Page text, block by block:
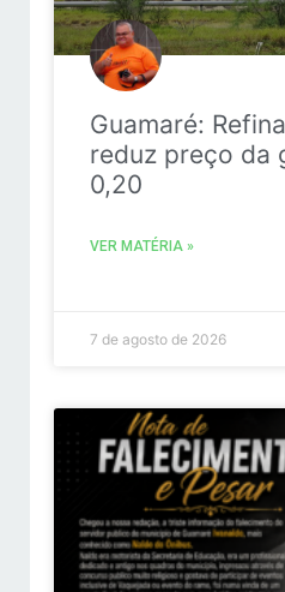
Guamaré:
reduz preço da
0,20
VER MATÉRIA »
7 de agosto de 2026